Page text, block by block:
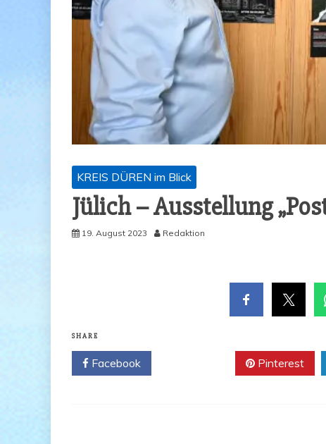
KREIS DÜREN im Blick
Jülich – Aus­stel­lung
19. August 2023 Redaktion
SHARE
Facebook Pinterest